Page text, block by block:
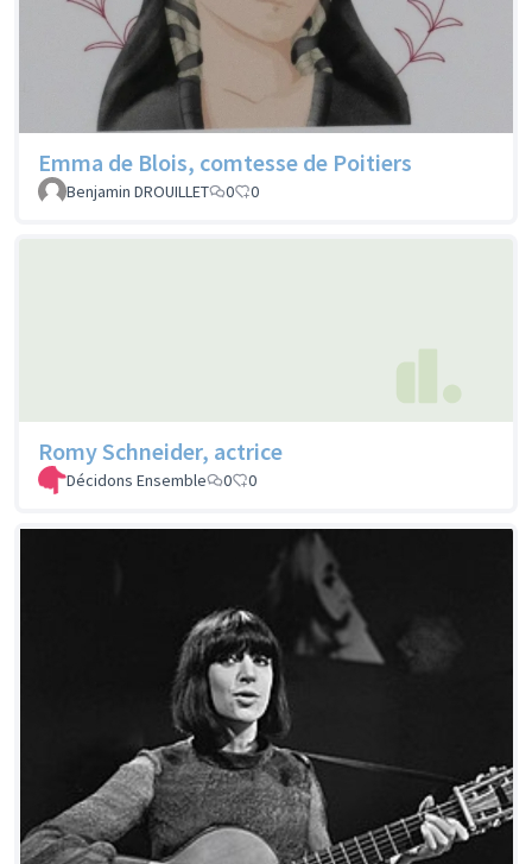
Emma de Blois, comtesse de Poitiers
Benjamin DROUILLET 0 0
Romy Schneider, actrice
Décidons Ensemble 0 0